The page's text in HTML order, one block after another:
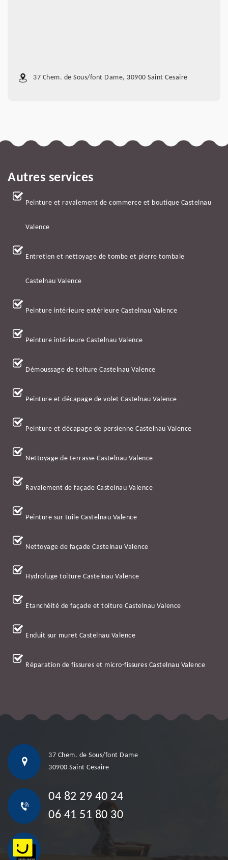
37 Chem. de Sous/font Dame, 30900 Saint Cesaire
Autres services
Peinture et ravalement de commerce et boutique Castelnau
Valence
Entretien et nettoyage de tombe et pierre tombale
Castelnau Valence
Peinture intérieure extérieure Castelnau Valence
Peinture intérieure Castelnau Valence
Démoussage de toiture Castelnau Valence
Peinture et décapage de volet Castelnau Valence
Peinture et décapage de persienne Castelnau Valence
Nettoyage de terrasse Castelnau Valence
Ravalement de façade Castelnau Valence
Peinture sur tuile Castelnau Valence
Nettoyage de façade Castelnau Valence
Hydrofuge toiture Castelnau Valence
Etanchéité de façade et toiture Castelnau Valence
Enduit sur muret Castelnau Valence
Réparation de fissures et micro-fissures Castelnau Valence
37 Chem. de Sous/font Dame
30900 Saint Cesaire
04 82 29 40 24
06 41 51 80 30